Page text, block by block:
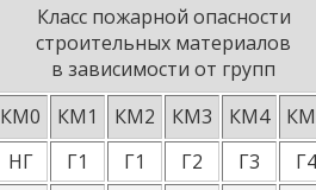
Класс пожарной опасности
строительных материалов
в зависимости от групп
КМ0
КМ1 КМ2 КМ3 КМ4
НГ Г1 Г1 Г2 Г3
Г4